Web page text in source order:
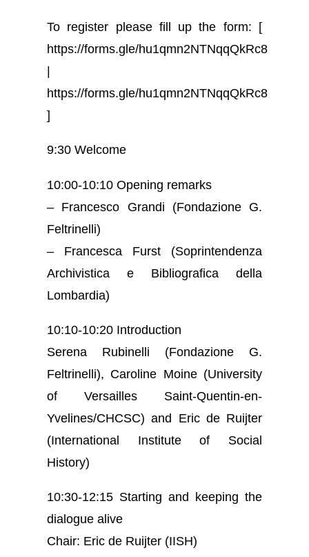
To register please fill up the form: [
https://forms.gle/hu1qmn2NTNqqQkRc8
|
https://forms.gle/hu1qmn2NTNqqQkRc8
]
9:30 Welcome
10:00-10:10 Opening remarks
– Francesco Grandi (Fondazione G.
Feltrinelli)
– Francesca Furst (Soprintendenza
Archivistica e Bibliografica della
Lombardia)
10:10-10:20 Introduction
Serena Rubinelli (Fondazione G.
Feltrinelli), Caroline Moine (University
of Versailles Saint-Quentin-en-
Yvelines/CHCSC) and Eric de Ruijter
(International Institute of Social
History)
10:30-12:15 Starting and keeping the
dialogue alive
Chair: Eric de Ruijter (IISH)